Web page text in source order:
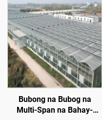
na may sistema ng kontrol
sa temperatura/sistema
ng pagtatabing/sistema ng
irigasyon
Bubong na Bubog na
Multi-Span na Bahay-